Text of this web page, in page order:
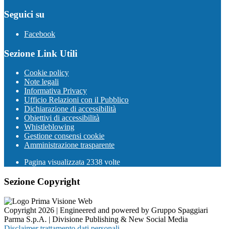
Seguici su
Facebook
Sezione Link Utili
Cookie policy
Note legali
Informativa Privacy
Ufficio Relazioni con il Pubblico
Dichiarazione di accessibilità
Obiettivi di accessibilità
Whistleblowing
Gestione consensi cookie
Amministrazione trasparente
Pagina visualizzata 2338 volte
Sezione Copyright
Copyright 2026 | Engineered and powered by Gruppo Spaggiari
Parma S.p.A. | Divisione Publishing & New Social Media